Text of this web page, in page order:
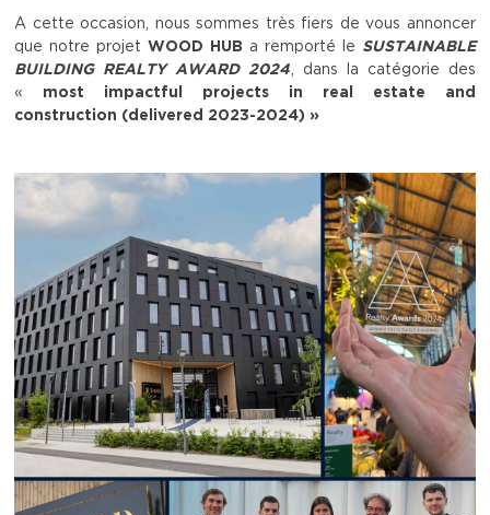
A cette occasion, nous sommes très fiers de vous annoncer
que notre projet WOOD HUB a remporté le
SUSTAINABLE
BUILDING REALTY AWARD 2024 , dans la catégorie des
« most impactful projects in real estate and
construction (delivered 2023-2024) »